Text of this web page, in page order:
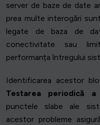
server de baze de date
prea multe interogări
legate de baza de
conectivitate sau
performanța întregului
Identificarea acestor
Testarea periodică a
punctele slabe ale
acestor probleme